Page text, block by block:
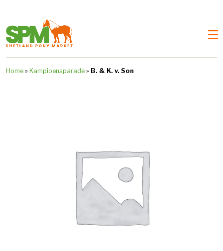
Home » Kampioensparade » B. & K. v. Son